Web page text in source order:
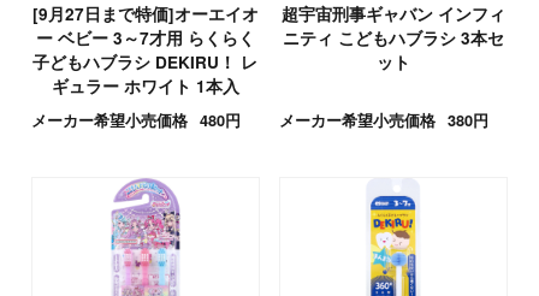
[9月27日まで特価]オーエイオ
ー ベビー 3～7才用 らくらく
子どもハブラシ DEKIRU！ レ
ギュラー ホワイト 1本入
メーカー希望小売価格 480円
超宇宙刑事ギャバン インフィ
ニティ こどもハブラシ 3本セ
ット
メーカー希望小売価格 380円